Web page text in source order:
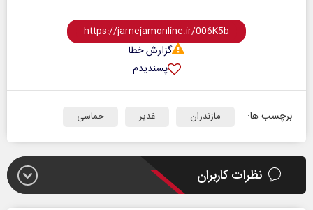
گزارش خطا
پسندیدم
برچسب ها: مازندران غدیر حماسی
نظرات کاربران